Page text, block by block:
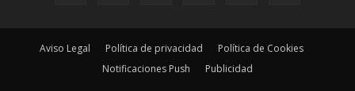
Aviso Legal Política de privacidad
Política de Cookies
Notificaciones Push
Publicidad